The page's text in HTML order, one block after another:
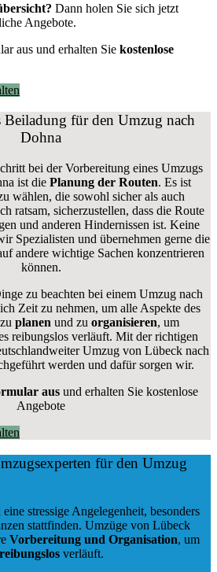
Dann holen Sie sich jetzt
Angebote.
aus und erhalten Sie kostenlose
Beiladung für den Umzug nach
Dohna
bei der Vorbereitung eines Umzugs
ist die Planung der Routen. Es ist
wählen, die sowohl sicher als auch
ratsam, sicherzustellen, dass die Route
und anderen Hindernissen ist. Keine
Spezialisten und übernehmen gerne die
andere wichtige Sachen konzentrieren
können.
zu beachten bei einem Umzug nach
Zeit zu nehmen, um alle Aspekte des
zu planen und zu organisieren, um
reibungslos verläuft. Mit der richtigen
Umzug von Lübeck nach
werden und dafür sorgen wir.
aus und erhalten Sie kostenlose
Angebote
für den Umzug
stressige Angelegenheit, besonders
stattfinden. Umzüge von Lübeck
Vorbereitung und Organisation, um
reibungslos verläuft.